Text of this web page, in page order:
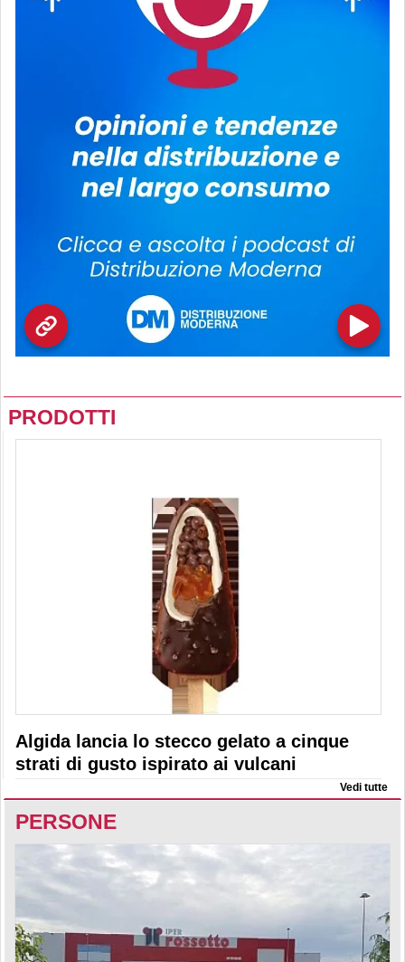
PRODOTTI
Algida lancia lo stecco gelato a cinque
strati di gusto ispirato ai vulcani
Vedi tutte
PERSONE